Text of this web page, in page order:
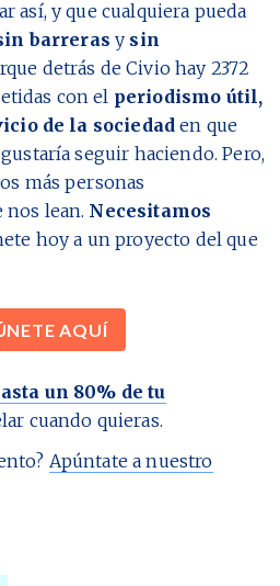
así, y que cualquiera pueda
barreras y sin
detrás de Civio hay 2372
con el periodismo útil,
de la sociedad en que
seguir haciendo. Pero,
más personas
nos lean. Necesitamos
hoy a un proyecto del que
AQUÍ
un 80% de tu
cuando quieras.
Apúntate a nuestro